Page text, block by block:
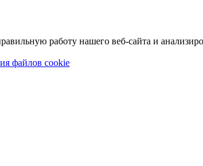
работу нашего веб-сайта и
файлов cookie